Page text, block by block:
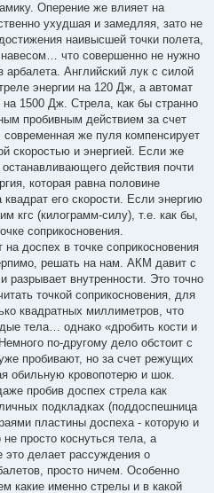
Оперение же влияет на
ухудшая и замедляя, зато не
наивысшей точки полета,
что совершенно не нужно
арбалета. Английский лук с силой
энергии на 120 Дж, а автомат
1500 Дж. Стрела, как бы странно
пробивным действием за счет
же пуля компенсирует
скоростью и энергией. Если же
действия почти
которая равна половине
его скорости. Если энергию
кгс (килограмм-силу), т.е. как бы,
соприкосновения.
доспех в точке соприкосновения
решать на нам. АКМ давит с
разрывает внутренности. Это точно
точкой соприкосновения, для
квадратных миллиметров, что
тела… однако «дробить кости и
по-другому дело обстоит с
пробивают, но за счет режущих
обильную кровопотерю и шок.
пробив доспех стрела как
подкладках (поддоспешница
пластины доспеха - которую и
просто коснуться тела, а
это делает рассуждения о
просто ничем. Особенно
какие именно стрелы и в какой